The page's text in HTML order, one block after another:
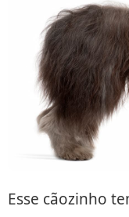
Esse cãozinho